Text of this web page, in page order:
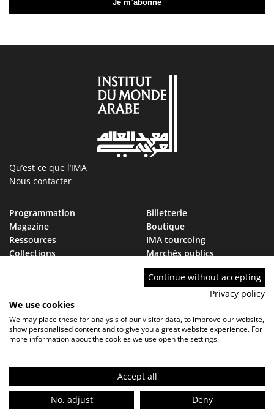
Infos pratiques
Qu’est ce que l’IMA
Nous contacter
Programmation
Magazine
Ressources
Collections
Billetterie
Boutique
IMA tourcoing
Marchés publics
Nous rejoindre
FR
Continue without accepting
Privacy policy
We use cookies
We may place these for analysis of our visitor data, to improve our website,
show personalised content and to give you a great website experience. For
more information about the cookies we use open the settings.
Accept all
No, adjust
Deny